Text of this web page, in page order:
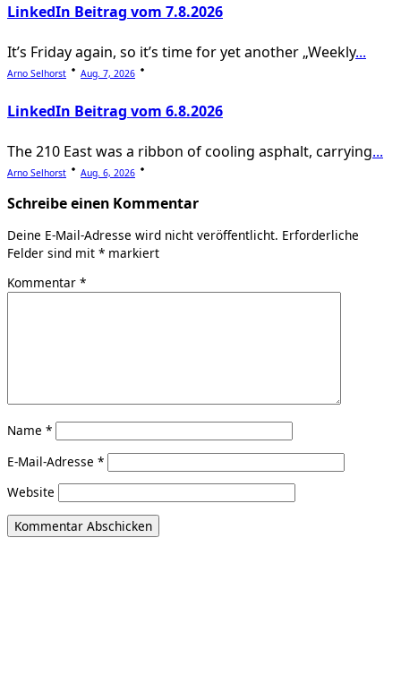
LinkedIn Beitrag vom 7.8.2026
It’s Friday again, so it’s time for yet another „Weekly...
Arno Selhorst Aug. 7, 2026
LinkedIn Beitrag vom 6.8.2026
The 210 East was a ribbon of cooling asphalt, carrying...
Arno Selhorst Aug. 6, 2026
Schreibe einen Kommentar
Deine E-Mail-Adresse wird nicht veröffentlicht. Erforderliche
Felder sind mit * markiert
Kommentar *
Name *
E-Mail-Adresse *
Website